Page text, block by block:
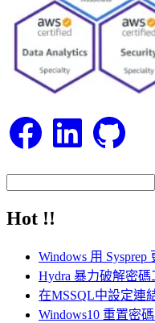
FacebookLinkedIn GitHub
關
Hot !!
Windows 用 Sysprep
Hydra 暴力破解密
在MSSQL中設定連
Windows10 重置密